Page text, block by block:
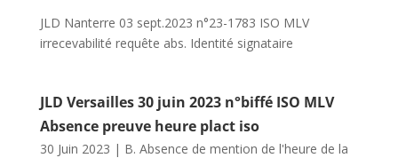
JLD Nanterre 03 sept.2023 n°23-1783 ISO MLV
irrecevabilité requête abs. Identité signataire
JLD Versailles 30 juin 2023 n°biffé ISO MLV
Absence preuve heure plact iso
30 Juin 2023 | B. Absence de mention de l'heure de la